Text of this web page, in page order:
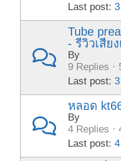
Last post:
Tube
- รีวิวเสีย
By
9 Replies ·
Last post:
หลอด
By
4 Replies ·
Last post: